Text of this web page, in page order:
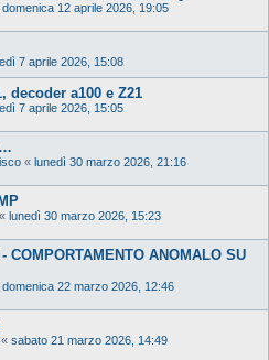
domenica 12 aprile 2026, 19:05
7 aprile 2026, 15:08
decoder a100 e Z21
7 aprile 2026, 15:05
« lunedì 30 marzo 2026, 21:16
« lunedì 30 marzo 2026, 15:23
ANOMALO SU
domenica 22 marzo 2026, 12:46
« sabato 21 marzo 2026, 14:49